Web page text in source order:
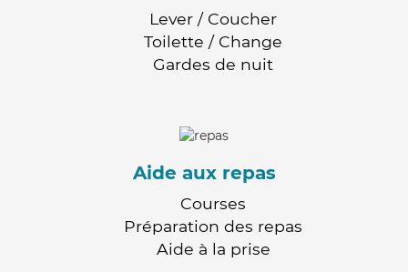
Lever / Coucher
Toilette / Change
Gardes de nuit
Aide aux repas
Courses
Préparation des repas
Aide à la prise